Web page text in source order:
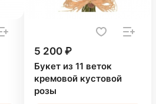
5 200 ₽
Букет из 11 веток
кремовой кустовой
розы